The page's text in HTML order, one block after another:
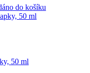
do košíku
50 ml